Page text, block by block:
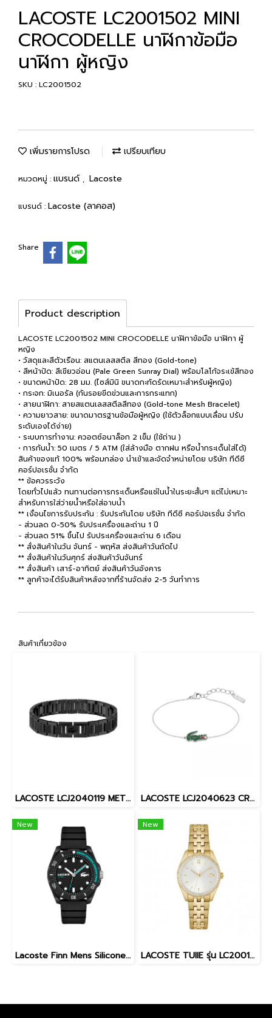
LACOSTE LC2001502 MINI
CROCODELLE นาฬิกาข้อมือ
นาฬิกา ผู้หญิง
SKU : LC2001502
เพิ่มรายการโปรด เปรียบเทียบ
หมวดหมู่ : แบรนด์ , Lacoste
แบรนด์ : Lacoste (ลาคอส)
Share
Product description
LACOSTE LC2001502 MINI CROCODELLE นาฬิกาข้อมือ นาฬิกา ผู้
หญิง
• วัสดุและสีตัวเรือน: สแตนเลสสตีล สีทอง (Gold-tone)
• สีหน้าปัด: สีเขียวอ่อน (Pale Green Sunray Dial) พร้อมโลโก้จระเข้สีทอง
• ขนาดหน้าปัด: 28 มม. (ไซส์มินิ ขนาดกะทัดรัดเหมาะสำหรับผู้หญิง)
• กระจก: มิเนอรัล (กันรอยขีดข่วนและการกระแทก)
• สายนาฬิกา: สายสแตนเลสสตีลสีทอง (Gold-tone Mesh Bracelet)
• ความยาวสาย: ขนาดมาตรฐานข้อมือผู้หญิง (ใช้ตัวล็อกแบบเลื่อน ปรับ
ระดับเองได้ง่าย)
• ระบบการทำงาน: ควอตซ์อนาล็อก 2 เข็ม (ใช้ถ่าน )
• การกันน้ำ: 50 เมตร / 5 ATM (ใส่ล้างมือ ตากฝน หรือน้ำกระเด็นใส่ได้)
สินค้าของแท้ 100% พร้อมกล่อง นำเข้าและจัดจำหน่ายโดย บริษัท ทีดีซี
คอร์ปอเรชั่น จำกัด
** ข้อควรระวัง
โดยทั่วไปแล้ว ทนทานต่อการกระเด็นหรือแช่ในน้ำในระยะสั้นๆ แต่ไม่เหมาะ
สำหรับการใส่ว่ายน้ำหรือใส่อาบน้ำ
** เงื่อนไขการรับประกัน : รับประกันโดย บริษัท ทีดีซี คอร์ปอเรชั่น จำกัด
- ส่วนลด 0-50% รับประเครื่องและถ่าน 1 ปี
- ส่วนลด 51% ขึ้นไป รับประเครื่องและถ่าน 6 เดือน
** สั่งสินค้าในวัน จันทร์ - พฤหัส ส่งสินค้าวันถัดไป
** สั่งสินค้าในวันศุกร์ ส่งสินค้าวันจันทร์
** สั่งสินค้า เสาร์-อาทิตย์ ส่งสินค้าวันอังคาร
** ลูกค้าจะได้รับสินค้าหลังจากที่ร้านจัดส่ง 2-5 วันทำการ
สินค้าเกี่ยวข้อง
LACOSTE LCJ2040119 METROPOLE MEN BRACELET JEWELRY สร้อยข้อมือ LACOSTE LCJ2040623 CROCODILE WOMEN BRACELET JEWELRY สร้อยข้อมือ
New
Lacoste Finn Mens Silicone Quartz Watch 2011284
New
LACOSTE TUIIE รุ่น LC2001324 นาฬิกาข้อมือผู้หญิง สีทอง